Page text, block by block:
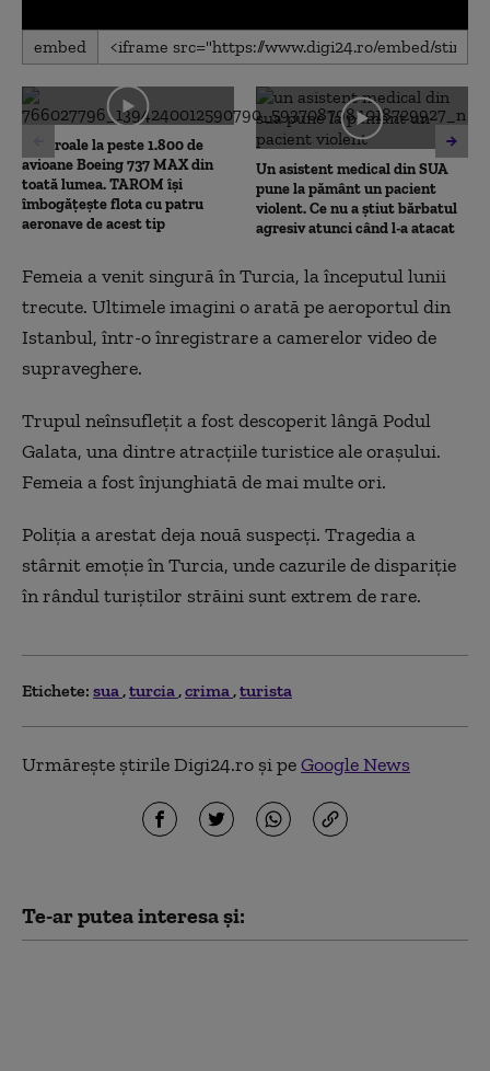
embed
Controale la peste 1.800 de
avioane Boeing 737 MAX din
toată lumea. TAROM își
îmbogățește flota cu patru
aeronave de acest tip
Un asistent medical din SUA
pune la pământ un pacient
violent. Ce nu a știut bărbatul
agresiv atunci când l-a atacat
Femeia a venit singură în Turcia, la începutul lunii
trecute. Ultimele imagini o arată pe aeroportul din
Istanbul, într-o înregistrare a camerelor video de
supraveghere.
Trupul neînsufleţit a fost descoperit lângă Podul
Galata, una dintre atracţiile turistice ale oraşului.
Femeia a fost înjunghiată de mai multe ori.
Poliţia a arestat deja nouă suspecţi. Tragedia a
stârnit emoţie în Turcia, unde cazurile de dispariţie
în rândul turiştilor străini sunt extrem de rare.
Etichete: sua turcia crima turista
Urmărește știrile Digi24.ro și peGoogle News
Te-ar putea interesa și: